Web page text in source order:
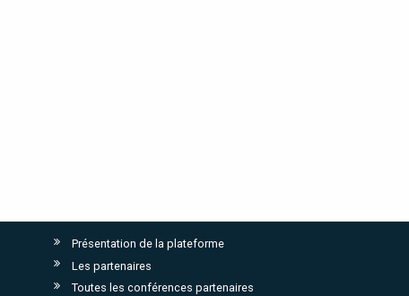
Présentation de la plateforme
Les partenaires
Toutes les conférences partenaires